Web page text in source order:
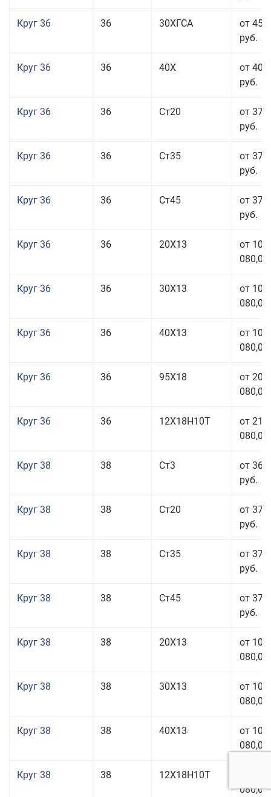
Круг 36 36 30ХГСА
от 45
руб.
Круг 36 36 40Х
от 40
руб.
Круг 36 36 Ст20
от 37
руб.
Круг 36 36 Ст35
от 37
руб.
Круг 36 36 Ст45
от 37
руб.
Круг 36 36 20Х13
от 101
080,00
Круг 36 36 30Х13
от 101
080,00
Круг 36 36 40Х13
от 101
080,00
Круг 36 36 95Х18
от 208
080,00
Круг 36 36 12Х18Н10Т
от 210
080,00
Круг 38 38 Ст3
от 36
руб.
Круг 38 38 Ст20
от 37
руб.
Круг 38 38 Ст35
от 37
руб.
Круг 38 38 Ст45
от 37
руб.
Круг 38 38 20Х13
от 101
080,00
Круг 38 38 30Х13
от 101
080,00
Круг 38 38 40Х13
от 101
080,00
Круг 38 38 12Х18Н10Т
080,00